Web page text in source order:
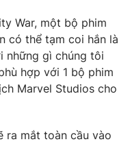
War, một bộ phim
có thể tạm coi hắn là
những gì chúng tôi
hợp với 1 bộ phim
Marvel Studios cho
ra mắt toàn cầu vào